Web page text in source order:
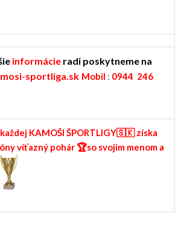
informácie radi poskytneme na
sportliga.sk Mobil : 0944 246
KAMOŠI ŠPORTLIGY🇸🇰 získa
víťazný pohár 🏆so svojim menom a